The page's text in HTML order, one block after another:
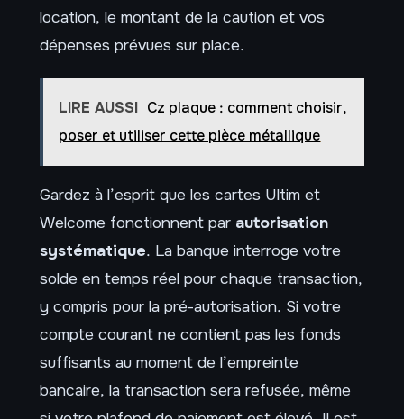
location, le montant de la caution et vos
dépenses prévues sur place.
LIRE AUSSI Cz plaque : comment choisir,
poser et utiliser cette pièce métallique
Gardez à l’esprit que les cartes Ultim et
Welcome fonctionnent par autorisation
systématique. La banque interroge votre
solde en temps réel pour chaque transaction,
y compris pour la pré-autorisation. Si votre
compte courant ne contient pas les fonds
suffisants au moment de l’empreinte
bancaire, la transaction sera refusée, même